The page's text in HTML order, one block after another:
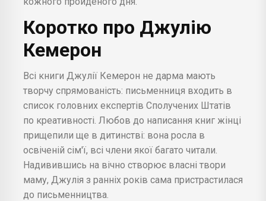
Коротко про Джулію
Кемерон
Всі книги Джулії Кемерон не дарма мають
творчу спрямованість: письменниця входить в
список головних експертів Сполучених Штатів
по креативності. Любов до написання книг жінці
прищепили ще в дитинстві: вона росла в
освіченій сім'ї, всі члени якої багато читали.
Надивившись на вічно створює власні твори
маму, Джулія з ранніх років сама пристрастилася
до письменництва.